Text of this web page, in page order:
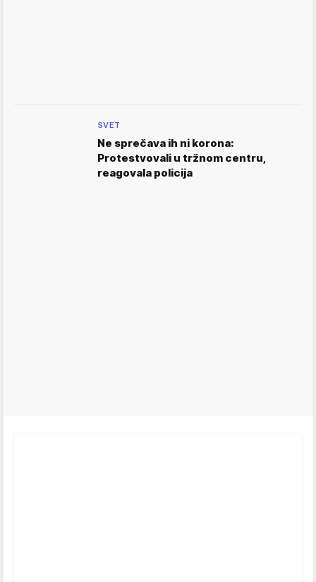
SVET
Ne sprečava ih ni korona:
Protestvovali u tržnom centru,
reagovala policija